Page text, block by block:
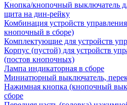
Кнопка/кнопочный выключатель
щита на дин-рейку
Комбинация устройств
кнопочный в сборе)
Комплектующие для устройств
Корпус (пустой) для устройств
(постов кнопочных)
Лампа индикаторная в сборе
Миниатюрный выключатель,
Нажимная кнопка (кнопочный
сборе